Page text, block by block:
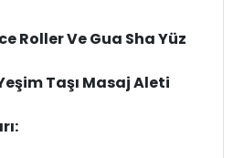
Roller Ve Gua Sha Yüz
Taşı Masaj Aleti